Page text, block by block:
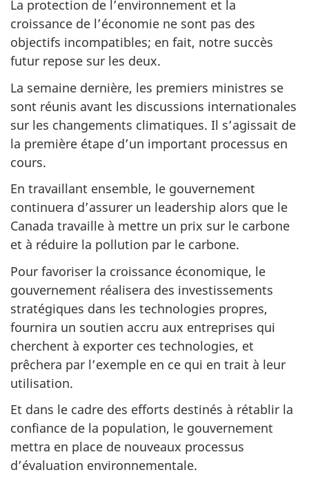
La protection de l’environnement et la
croissance de l’économie ne sont pas des
objectifs incompatibles; en fait, notre succès
futur repose sur les deux.
La semaine dernière, les premiers ministres se
sont réunis avant les discussions internationales
sur les changements climatiques. Il s’agissait de
la première étape d’un important processus en
cours.
En travaillant ensemble, le gouvernement
continuera d’assurer un leadership alors que le
Canada travaille à mettre un prix sur le carbone
et à réduire la pollution par le carbone.
Pour favoriser la croissance économique, le
gouvernement réalisera des investissements
stratégiques dans les technologies propres,
fournira un soutien accru aux entreprises qui
cherchent à exporter ces technologies, et
prêchera par l’exemple en ce qui en trait à leur
utilisation.
Et dans le cadre des efforts destinés à rétablir la
confiance de la population, le gouvernement
mettra en place de nouveaux processus
d’évaluation environnementale.